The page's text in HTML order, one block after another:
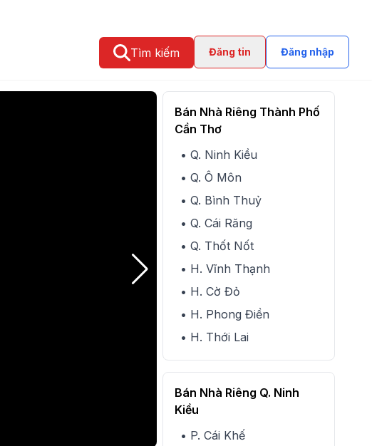
Tìm kiếm Đăng tin Đăng nhập
Bán Nhà Riêng Thành Phố
Cần Thơ
• Q. Ninh Kiều
• Q. Ô Môn
• Q. Bình Thuỷ
• Q. Cái Răng
• Q. Thốt Nốt
• H. Vĩnh Thạnh
• H. Cờ Đỏ
• H. Phong Điền
• H. Thới Lai
Bán Nhà Riêng Q. Ninh
Kiều
• P. Cái Khế